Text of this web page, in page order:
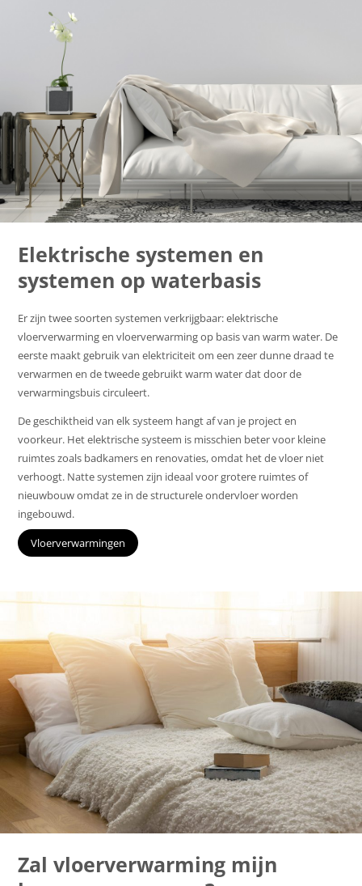
Elektrische systemen en
systemen op waterbasis
Er zijn twee soorten systemen verkrijgbaar: elektrische
vloerverwarming en vloerverwarming op basis van warm water. De
eerste maakt gebruik van elektriciteit om een zeer dunne draad te
verwarmen en de tweede gebruikt warm water dat door de
verwarmingsbuis circuleert.
De geschiktheid van elk systeem hangt af van je project en
voorkeur. Het elektrische systeem is misschien beter voor kleine
ruimtes zoals badkamers en renovaties, omdat het de vloer niet
verhoogt. Natte systemen zijn ideaal voor grotere ruimtes of
nieuwbouw omdat ze in de structurele ondervloer worden
ingebouwd.
Vloerverwarmingen
Zal vloerverwarming mijn